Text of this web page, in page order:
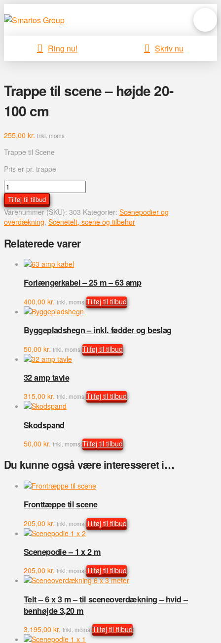
Ring nu! Skriv nu
Trappe til scene – højde 20-
100 cm
255,00 kr. inkl. moms
Trappe til Scene
Pris er pr. trappe
Trappe
til
scene
-
højde
100
antal
Tilføj til tilbud
Varenummer (SKU): 303 Kategorier: Scenepodier og
overdækning, Scenetelt, scene og tilbehør
Relaterede varer
Forlængerkabel – 25 m – 63 amp
400,00 kr. inkl. moms Tilføj til tilbud
Byggepladshegn – inkl. fødder og beslag
50,00 kr. inkl. moms Tilføj til tilbud
32 amp tavle
315,00 kr. inkl. moms Tilføj til tilbud
Skodspand
50,00 kr. inkl. moms Tilføj til tilbud
Du kunne også være interesseret i…
Fronttæppe til scene
205,00 kr. inkl. moms Tilføj til tilbud
Scenepodie – 1 x 2 m
205,00 kr. inkl. moms Tilføj til tilbud
Telt – 6 x 3 m – til sceneoverdækning – hvid –
benhøjde 3,20 m
3.195,00 kr. inkl. moms Tilføj til tilbud